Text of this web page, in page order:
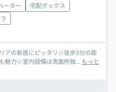
ーター
宅配ボックス
アの新居にピッタリ☆徒歩3分の距
魅力☆室内設備は洗面所独... もっと